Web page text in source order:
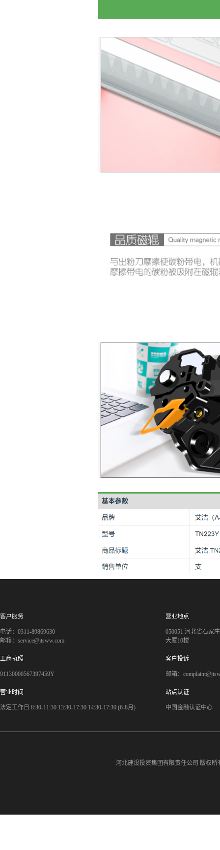
客户服务
电话：0311-89869630
邮箱：service@jtsww.com
营业地点
050051 河北省石家
大厦10楼
工商执照
91130000567397459Y
客户投诉
邮箱：
营业时间
法定工作日 8:30-11:30 13:30-17:30 14:30-17:30 (6-8月)
站点认证
中国金融认证中心
河北建设投资集团有限责任公司 版权所